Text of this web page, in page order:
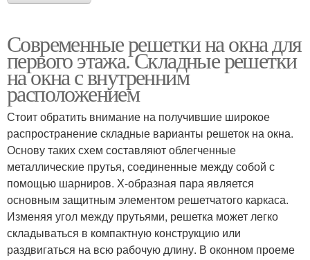
Современные решетки на окна для
первого этажа. Складные решетки
на окна с внутренним
расположением
Стоит обратить внимание на получившие широкое
распространение складные варианты решеток на окна.
Основу таких схем составляют облегченные
металлические прутья, соединенные между собой с
помощью шарниров. Х-образная пара является
основным защитным элементом решетчатого каркаса.
Изменяя угол между прутьями, решетка может легко
складываться в компактную конструкцию или
раздвигаться на всю рабочую длину. В оконном проеме